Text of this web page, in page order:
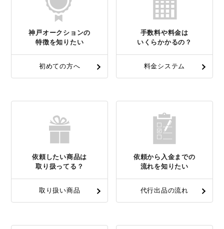
神戸オークションの
特徴を知りたい
初めての方へ
手数料や料金は
いくらかかるの？
料金システム
依頼したい商品は
取り扱ってる？
取り扱い商品
依頼から入金までの
流れを知りたい
代行出品の流れ